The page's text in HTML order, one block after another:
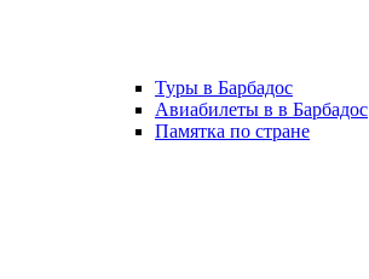
Туры в Барбадос
Авиабилеты в в Барбадос
Памятка по стране